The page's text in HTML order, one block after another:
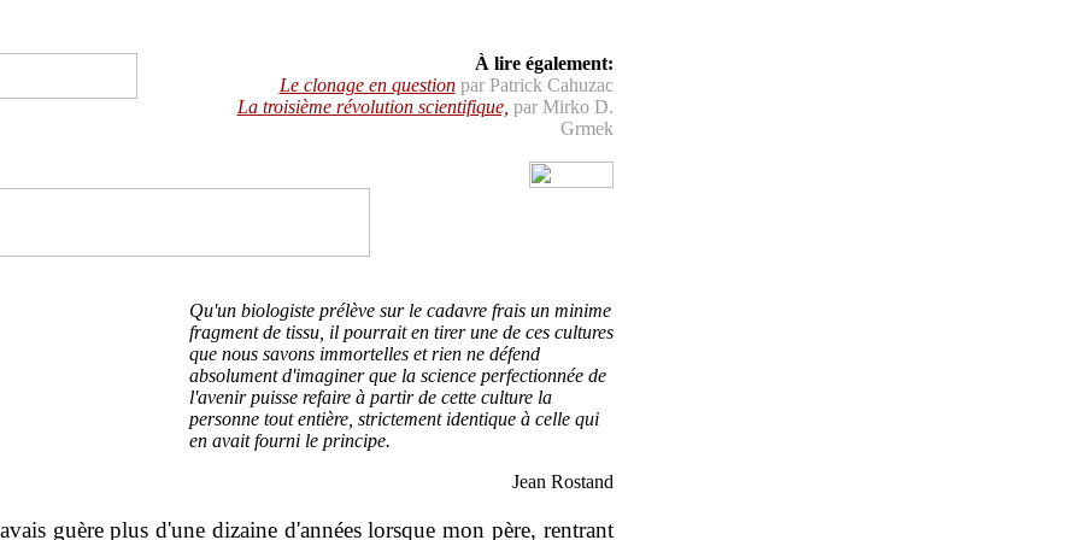
À lire également:
Le clonage en question par Patrick Cahuzac
La troisième révolution scientifique, par Mirko D.
Grmek
Qu'un biologiste prélève sur le cadavre frais un minime
fragment de tissu, il pourrait en tirer une de ces cultures
que nous savons immortelles et rien ne défend
absolument d'imaginer que la science perfectionnée de
l'avenir puisse refaire à partir de cette culture la
personne tout entière, strictement identique à celle qui
en avait fourni le principe.
Jean Rostand
guère plus d'une dizaine d'années lorsque mon père, rentrant